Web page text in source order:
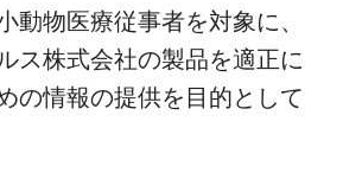
動物医療従事者を対象に、
ス株式会社の製品を適正に
の情報の提供を目的として